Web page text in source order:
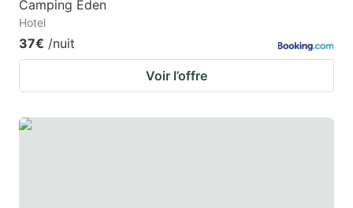
Camping Eden
Hotel
37€ /nuit
Voir l’offre